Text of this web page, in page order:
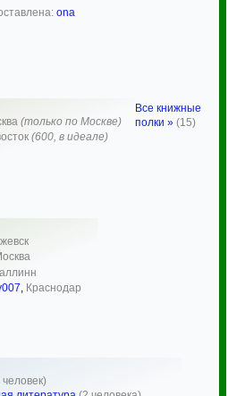
ona
(только по Москве)
(600, в идеале)
, Краснодар
человек)
Все книжные
полки » (15)